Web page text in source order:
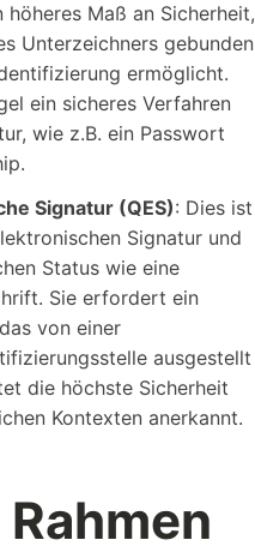
Dynamisch und
Maß an Sicherheit,
Unterzeichners gebunden
ermöglicht.
ein sicheres Verfahren
wie z.B. ein Passwort
Signatur (QES): Dies ist
Signatur und
Status wie eine
Sie erfordert ein
von einer
ausgestellt
die höchste Sicherheit
Kontexten anerkannt.